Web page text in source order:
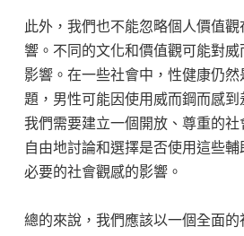
此外，我們也不能忽略個人價值
響。不同的文化和價值觀可能對
影響。在一些社會中，性健康仍
題，男性可能因使用威而鋼而感到
我們需要建立一個開放、尊重的
自由地討論和選擇是否使用這些
必要的社會觀感的影響。
總的來說，我們應該以一個全面的